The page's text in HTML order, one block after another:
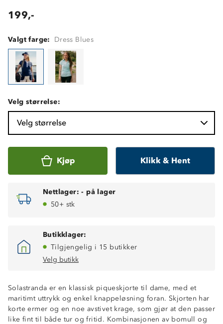
199,-
Valgt farge: Dress Blues
Velg størrelse:
Velg størrelse
Kjøp Klikk & Hent
Nettlager: - på lager
50+ stk
Butikklager:
Tilgjengelig i 15 butikker
Velg butikk
Solastranda er en klassisk piqueskjorte til dame, med et
maritimt uttrykk og enkel knappeløsning foran. Skjorten har
korte ermer og en noe avstivet krage, som gjør at den passer
like fint til både tur og fritid. Kombinasjonen av bomull og